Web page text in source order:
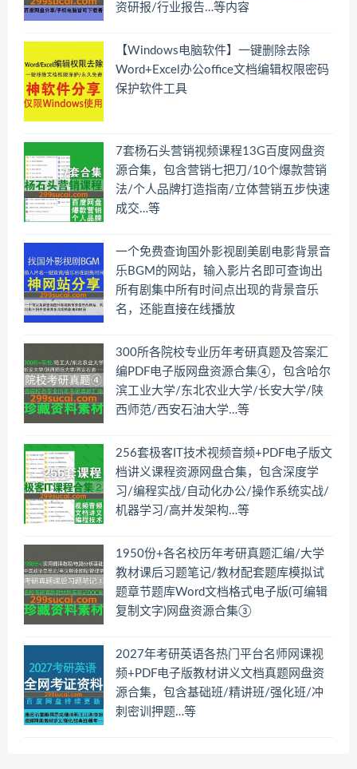
资研报/行业报告…等内容
【Windows电脑软件】一键删除去除
Word+Excel办公office文档编辑权限密码
保护软件工具
7套杨石头营销视频课程13G百度网盘资
源合集，包含营销七把刀/10个爆款营销
法/个人品牌打造指南/立体营销五步快速
成交…等
一个免费查询国外影视剧美剧电影背景音
乐BGM的网站，输入影片名即可查询出
所有剧集中所有时间点出现的背景音乐
名，还能直接在线播放
300所各院校专业历年考研真题及答案汇
编PDF电子版网盘资源合集④，包含哈尔
滨工业大学/东北农业大学/长安大学/陕
西师范/西安石油大学…等
256套极客IT技术视频音频+PDF电子版文
档讲义课程资源网盘合集，包含深度学
习/编程实战/自动化办公/操作系统实战/
机器学习/高并发架构…等
1950份+各名校历年考研真题汇编/大学
教材课后习题笔记/教材配套题库模拟试
题章节题库Word文档格式电子版(可编辑
复制文字)网盘资源合集③
2027年考研英语各热门平台名师网课视
频+PDF电子版教材讲义文档真题网盘资
源合集，包含基础班/精讲班/强化班/冲
刺密训押题…等